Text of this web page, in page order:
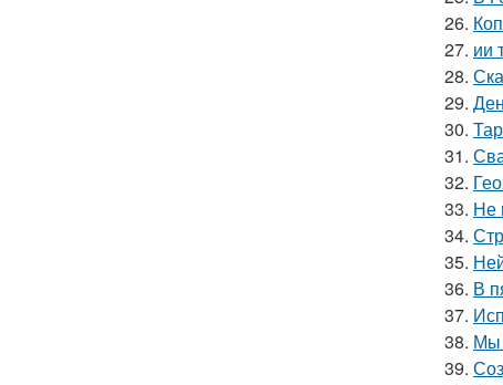
26.
27. ии
28.
29.
30.
31.
32.
33. Не
34.
35.
36. В
37.
38. Мы
39.